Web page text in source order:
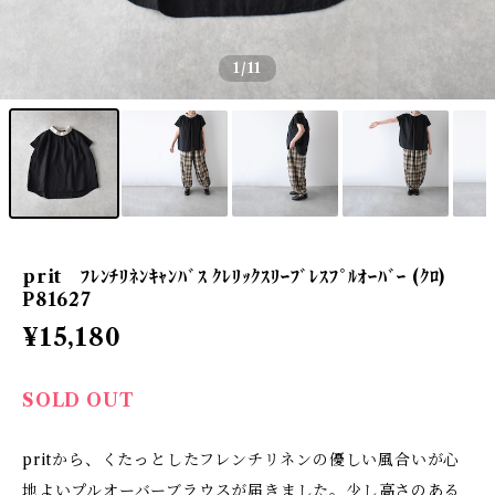
1/11
prit ﾌﾚﾝﾁﾘﾈﾝｷｬﾝﾊﾞｽ ｸﾚﾘｯｸｽﾘｰﾌﾞﾚｽﾌﾟﾙｵｰﾊﾞｰ (ｸﾛ)
P81627
¥15,180
SOLD OUT
pritから、くたっとしたフレンチリネンの優しい風合いが心
地よいプルオーバーブラウスが届きました。少し高さのある